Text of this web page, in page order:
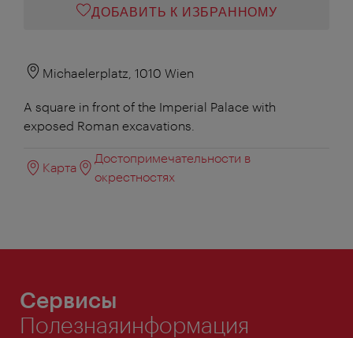
ДОБАВИТЬ К ИЗБРАННОМУ
Michaelerplatz, 1010 Wien
A square in front of the Imperial Palace with
exposed Roman excavations.
Карта
Достопримечательности в
окрестностях
Сервисы
Полезнаяинформация